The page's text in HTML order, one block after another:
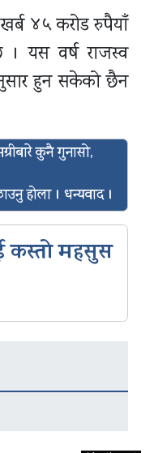
४५ करोड रुपैयाँ
यस वर्ष राजस्व
हुन सकेको छैन
कुनै गुनासो,
होला । धन्यवाद ।
कस्तो महसुस